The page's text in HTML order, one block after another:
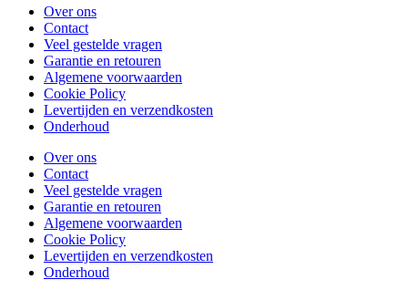
Over ons
Contact
Veel gestelde vragen
Garantie en retouren
Algemene voorwaarden
Cookie Policy
Levertijden en verzendkosten
Onderhoud
Over ons
Contact
Veel gestelde vragen
Garantie en retouren
Algemene voorwaarden
Cookie Policy
Levertijden en verzendkosten
Onderhoud